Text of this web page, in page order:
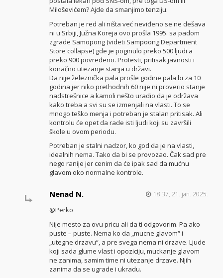
Miloševićem? Ajde da smanjimo tenziju.
Potreban je red ali ništa već neviđeno se ne dešava
ni u Srbiji, Južna Koreja ovo prošla 1995. sa padom
zgrade Samopong (videti Sampoong Department
Store collapse) gde je poginulo preko 500 ljudi a
preko 900 povređeno. Protesti, pritisak javnosti i
konačno utezanje stanja u državi.
Da nije železnička pala prošle godine pala bi za 10
godina jer niko prethodnih 60 nije ni proverio stanje
nadstrešnice a kamoli nešto uradio da je održava
kako treba a svi su se izmenjali na vlasti. To se
mnogo teško menja i potreban je stalan pritisak. Ali
kontrolu će opet da rade isti ljudi koji su završili
škole u ovom periodu.
Potreban je stalni nadzor, ko god da je na vlasti,
idealnih nema. Tako da bi se provozao. Čak sad pre
nego ranije jer cenim da će ipak sad da mućnu
glavom oko normalne kontrole.
Nenad N. 18:37, 21. jan. 2025.
@Perko
Nije mesto za ovu pricu ali da ti odgovorim. Pa ako
puste – puste. Nema ko da „mucne glavom“ i
„utegne drzavu“, a pre svega nema ni drzave. Ljude
koji sada glume vlast i opoziciju, muckanje glavom
ne zanima, samim time ni utezanje drzave. Njih
zanima da se ugrade i ukradu.